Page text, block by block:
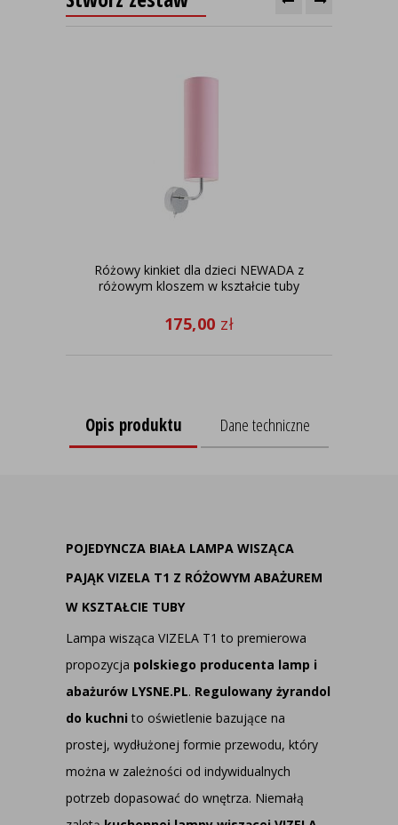
Różowy kinkiet dla dzieci NEWADA z
różowym kloszem w kształcie tuby
175,00 zł
Opis produktu Dane techniczne
POJEDYNCZA BIAŁA LAMPA WISZĄCA
PAJĄK VIZELA T1 Z RÓŻOWYM ABAŻUREM
W KSZTAŁCIE TUBY
Lampa wisząca VIZELA T1 to premierowa
propozycja polskiego producenta lamp i
abażurów LYSNE.PL. Regulowany żyrandol
do kuchni to oświetlenie bazujące na
prostej, wydłużonej formie przewodu, który
można w zależności od indywidualnych
potrzeb dopasować do wnętrza. Niemałą